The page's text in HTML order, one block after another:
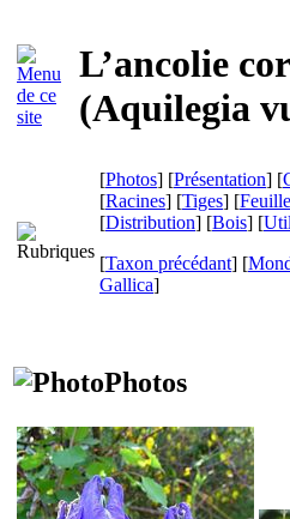
L’ancolie
(Aquilegia
[Photos] [Présentation] [
[Racines] [Tiges] [
[Distribution] [Bois] [
[Taxon précédant] [
Gallica]
Photos